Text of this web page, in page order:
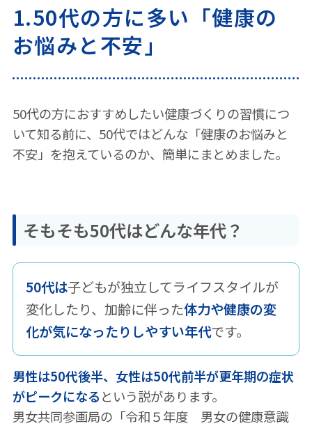
そもそも50代はどんな年代？
50代が抱える健康の「お悩み」と
「不安」
2.50代の方におすすめしたい「健
康づくりの習慣」 一覧
【食事面】50代の方におすすめした
【睡眠面】50代の方におすすめした
い「健康づくりの習慣」
1.50代の方に多い「健康の
お悩みと不安」
50代の方におすすめしたい健康づくりの習慣につ
いて知る前に、50代ではどんな「健康のお悩みと
不安」を抱えているのか、簡単にまとめました。
そもそも50代はどんな年代？
50代は子どもが独立してライフスタイルが
変化したり、加齢に伴った体力や健康の変
化が気になったりしやすい年代です。
男性は50代後半、女性は50代前半が更年期の症状
がピークになるという説があります。
男女共同参画局の「令和５年度 男女の健康意識